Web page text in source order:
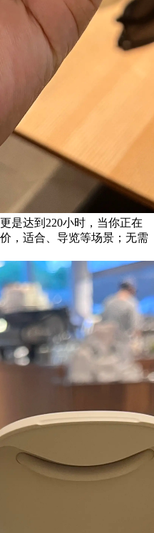
是达到220小时，当你正在
，适合、导览等场景；无需